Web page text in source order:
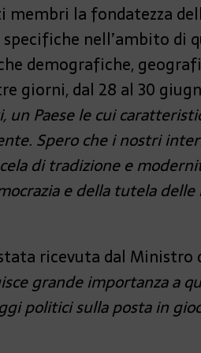
la fondatezza
nell’ambito di
demografiche,
giorni, dal 28 al 30
Paese le cui
Spero che i nostri
di tradizione e
e della tutela
ricevuta dal Ministro
grande importanza a
politici sulla posta in